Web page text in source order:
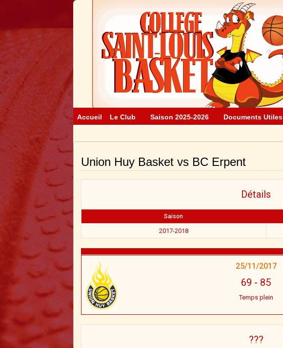
Accueil Le Club Saison 2025-2026 Documents Utiles
Union Huy Basket vs BC Erpent
Détails
Saison
2017-2018
25/11/2017
69 - 85
Temps plein
???